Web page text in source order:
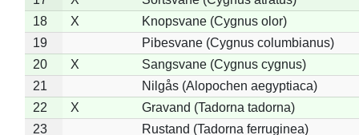
18
X
Knopsvane (Cygnus olor)
19
Pibesvane (Cygnus columbianus)
20
X
Sangsvane (Cygnus cygnus)
21
Nilgås (Alopochen aegyptiaca)
22
X
Gravand (Tadorna tadorna)
23
Rustand (Tadorna ferruginea)